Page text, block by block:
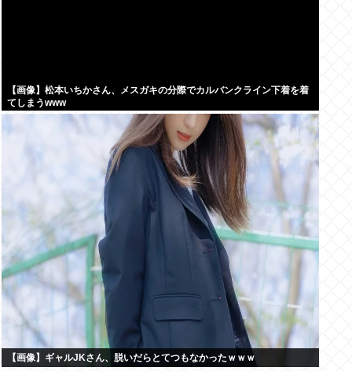
【画像】松本いちかさん、メスガキの分際でカルバンクライン下着を着
てしまうwww
【画像】ギャルJKさん、脱いだらとてつもなかったｗｗｗ